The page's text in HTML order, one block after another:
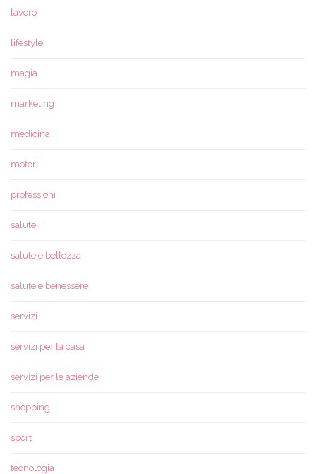
lavoro
lifestyle
magia
marketing
medicina
motori
professioni
salute
salute e bellezza
salute e benessere
servizi
servizi per la casa
servizi per le aziende
shopping
sport
tecnologia